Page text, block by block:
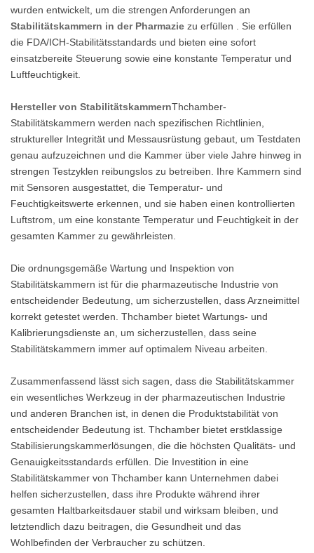
wurden entwickelt, um die strengen Anforderungen an
Stabilitätskammern in der Pharmazie zu erfüllen . Sie erfüllen
die FDA/ICH-Stabilitätsstandards und bieten eine sofort
einsatzbereite Steuerung sowie eine konstante Temperatur und
Luftfeuchtigkeit.
Hersteller von StabilitätskammernThchamber-
Stabilitätskammern werden nach spezifischen Richtlinien,
struktureller Integrität und Messausrüstung gebaut, um Testdaten
genau aufzuzeichnen und die Kammer über viele Jahre hinweg in
strengen Testzyklen reibungslos zu betreiben. Ihre Kammern sind
mit Sensoren ausgestattet, die Temperatur- und
Feuchtigkeitswerte erkennen, und sie haben einen kontrollierten
Luftstrom, um eine konstante Temperatur und Feuchtigkeit in der
gesamten Kammer zu gewährleisten.
Die ordnungsgemäße Wartung und Inspektion von
Stabilitätskammern ist für die pharmazeutische Industrie von
entscheidender Bedeutung, um sicherzustellen, dass Arzneimittel
korrekt getestet werden. Thchamber bietet Wartungs- und
Kalibrierungsdienste an, um sicherzustellen, dass seine
Stabilitätskammern immer auf optimalem Niveau arbeiten.
Zusammenfassend lässt sich sagen, dass die Stabilitätskammer
ein wesentliches Werkzeug in der pharmazeutischen Industrie
und anderen Branchen ist, in denen die Produktstabilität von
entscheidender Bedeutung ist. Thchamber bietet erstklassige
Stabilisierungskammerlösungen, die die höchsten Qualitäts- und
Genauigkeitsstandards erfüllen. Die Investition in eine
Stabilitätskammer von Thchamber kann Unternehmen dabei
helfen sicherzustellen, dass ihre Produkte während ihrer
gesamten Haltbarkeitsdauer stabil und wirksam bleiben, und
letztendlich dazu beitragen, die Gesundheit und das
Wohlbefinden der Verbraucher zu schützen.